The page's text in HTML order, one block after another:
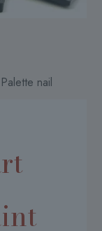
Palette nail